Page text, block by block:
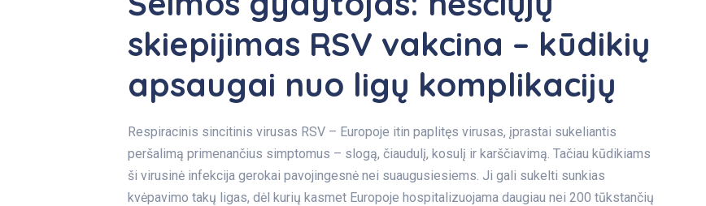
skiepijimas RSV vakcina – kūdikių
apsaugai nuo ligų komplikacijų
Respiracinis sincitinis virusas RSV – Europoje itin paplitęs virusas, įprastai sukeliantis
peršalimą primenančius simptomus – slogą, čiaudulį, kosulį ir karščiavimą. Tačiau kūdikiams
ši virusinė infekcija gerokai pavojingesnė nei suaugusiesiems. Ji gali sukelti sunkias
kvėpavimo takų ligas, dėl kurių kasmet Europoje hospitalizuojama daugiau nei 200 tūkstančių